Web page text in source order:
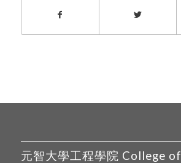
元智大學工程學院 College of